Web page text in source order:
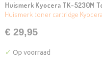
Huismerk Kyocera TK-5230M
Huismerk toner cartridge
€ 29,95
✓ Op voorraad